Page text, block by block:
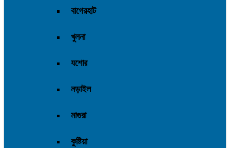
বাগেরহাট
খুলনা
যশোর
নড়াইল
মাগুরা
কুষ্টিয়া